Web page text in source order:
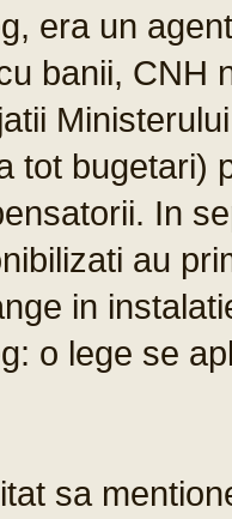
era un
banii, CNH
tot bugetari)
In
au
in
o lege se
sa